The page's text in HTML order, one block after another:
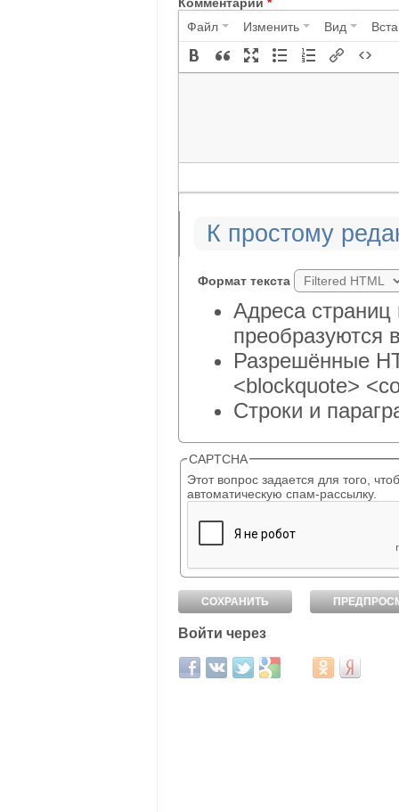
Комментарий *
Файл Изменить Вид
К простому
Формат текста
Адреса страниц
преобразуются
Разрешённые
<blockquote>
Строки и
CAPTCHA
Этот вопрос задается для того, чтобы выяснить,
автоматическую спам-рассылку.
Войти через
Login with Facebook
Login with ВКонтакте
Login with Twitter
Login with Google
Login with Mail.ru
Login with
Login